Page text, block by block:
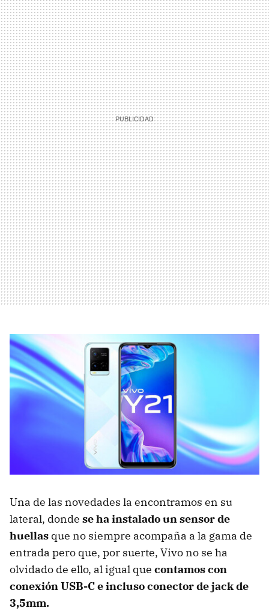
Una de las novedades la encontramos en su
lateral, donde se ha instalado un sensor de
huellas que no siempre acompaña a la gama de
entrada pero que, por suerte, Vivo no se ha
olvidado de ello, al igual que contamos con
conexión USB-C e incluso conector de jack de
3,5mm.